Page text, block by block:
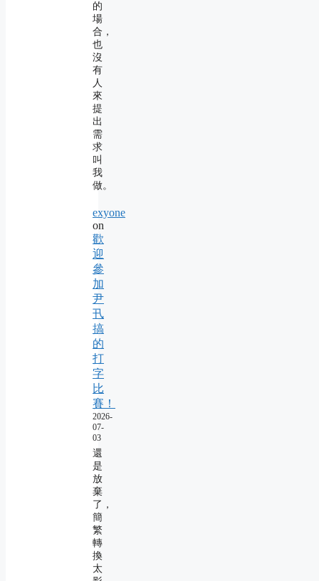
的
場
合，
也
沒
有
人
來
提
出
需
求
叫
我
做。
exyone
on
歡
迎
參
加
尹
卂
搞
的
打
字
比
賽！
2026-
07-
03
還
是
放
棄
了，
簡
繁
轉
換
太